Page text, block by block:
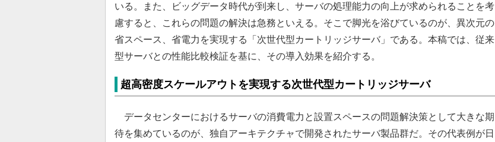
いる。また、ビッグデータ時代が到来し、サーバの処理能力の向上が求められることを考
慮すると、これらの問題の解決は急務といえる。そこで脚光を浴びているのが、異次元の
省スペース、省電力を実現する「次世代型カートリッジサーバ」である。本稿では、従来
型サーバとの性能比較検証を基に、その導入効果を紹介する。
超高密度スケールアウトを実現する次世代型カートリッジサーバ
データセンターにおけるサーバの消費電力と設置スペースの問題解決策として大きな期
待を集めているのが、独自アーキテクチャで開発されたサーバ製品群だ。その代表例が日